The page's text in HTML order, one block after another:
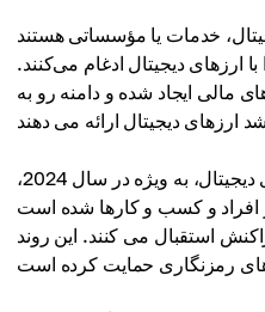
خدمات یا مؤسساتی هستند
ارزهای دیجیتال ادغام می‌کنند.
مالی ایجاد شده و دامنه رو به
علاقه روزافزون مردم به ارزهای دیجیتال، به ویژه در سال 2024،
افراد و کسب و کارها شده است
استقبال می کنند. این روند